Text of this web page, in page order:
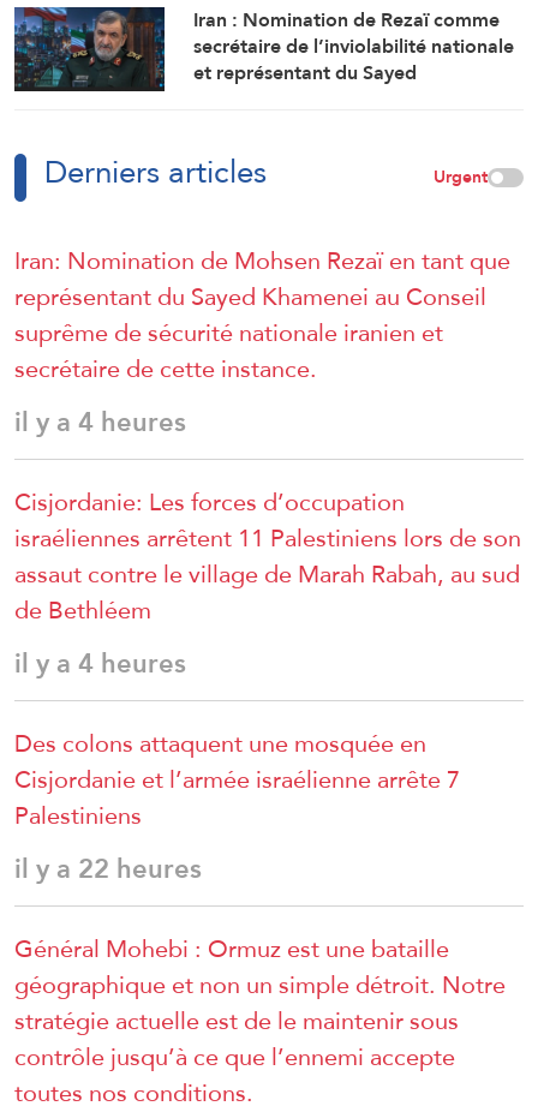
Iran : Nomination de Rezaï comme
secrétaire de l’inviolabilité nationale
et représentant du Sayed
Derniers articles Urgent
Iran: Nomination de Mohsen Rezaï en tant que
représentant du Sayed Khamenei au Conseil
suprême de sécurité nationale iranien et
secrétaire de cette instance.
il y a 4 heures
Cisjordanie: Les forces d’occupation
israéliennes arrêtent 11 Palestiniens lors de son
assaut contre le village de Marah Rabah, au sud
de Bethléem
il y a 4 heures
Des colons attaquent une mosquée en
Cisjordanie et l’armée israélienne arrête 7
Palestiniens
il y a 22 heures
Général Mohebi : Ormuz est une bataille
géographique et non un simple détroit. Notre
stratégie actuelle est de le maintenir sous
contrôle jusqu’à ce que l’ennemi accepte
toutes nos conditions.